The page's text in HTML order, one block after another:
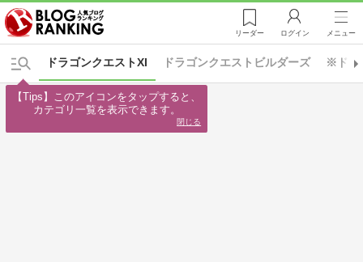
リーダー ログイン メニュー
※ドラ
ドラゴンクエストXI ドラゴンクエストビルダーズ
【Tips】このアイコンをタップすると、
カテゴリ一覧を表示できます。
閉じる